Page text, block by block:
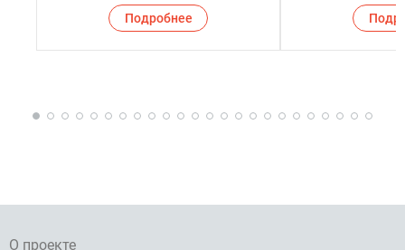
Подробнее
О проекте